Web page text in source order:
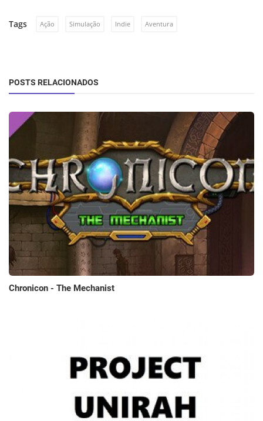
Tags Ação Simulação Indie Aventura
POSTS RELACIONADOS
Chronicon - The Mechanist